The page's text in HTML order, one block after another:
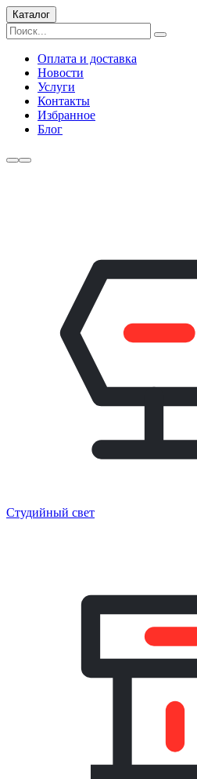
Каталог
Оплата и доставка
Новости
Услуги
Контакты
Избранное
Блог
Студийный свет